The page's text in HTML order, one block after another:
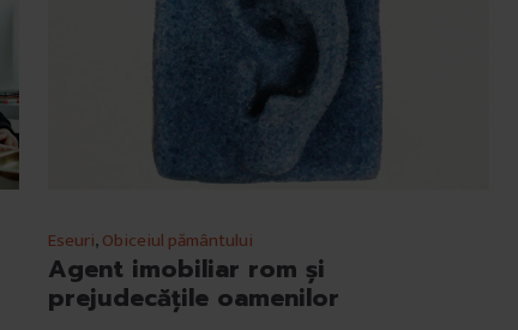
Eseuri,Obiceiul pământului
Agent imobiliar rom și
prejudecățile oamenilor